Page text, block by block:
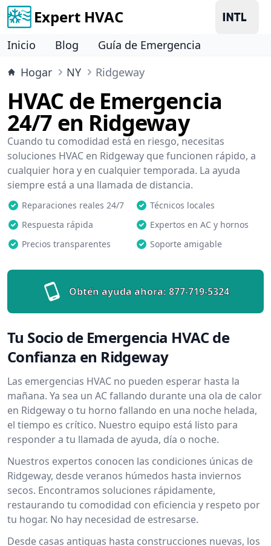
Expert HVAC
Inicio Blog
Guía de Emergencia
Hogar
NY Ridgeway
HVAC de Emergencia
24/7 en Ridgeway
Cuando tu comodidad está en riesgo, necesitas
soluciones HVAC en Ridgeway que funcionen rápido, a
cualquier hora y en cualquier temporada. La ayuda
siempre está a una llamada de distancia.
Reparaciones reales 24/7
Técnicos locales
Respuesta rápida
Expertos en AC y hornos
Precios transparentes
Soporte amigable
Obtén ayuda ahora: 877-719-5324
Tu Socio de Emergencia HVAC de
Confianza en Ridgeway
Las emergencias HVAC no pueden esperar hasta la
mañana. Ya sea un AC fallando durante una ola de calor
en Ridgeway o tu horno fallando en una noche helada,
el tiempo es crítico. Nuestro equipo está listo para
responder a tu llamada de ayuda, día o noche.
Nuestros expertos conocen las condiciones únicas de
Ridgeway, desde veranos húmedos hasta inviernos
secos. Encontramos soluciones rápidamente,
restaurando tu comodidad con eficiencia y respeto por
tu hogar. No hay necesidad de estresarse.
Desde casas antiguas hasta construcciones nuevas, los